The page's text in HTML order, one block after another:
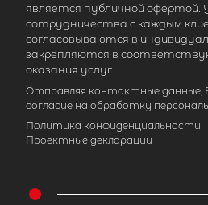
является публичной офертой.
сотрудничества с каждым
согласовываются в
закрепляются в
оказания услуг.
Отправляя контактные данные,
согласие на обработку
Политика конфиденциальности
Проектные декларации